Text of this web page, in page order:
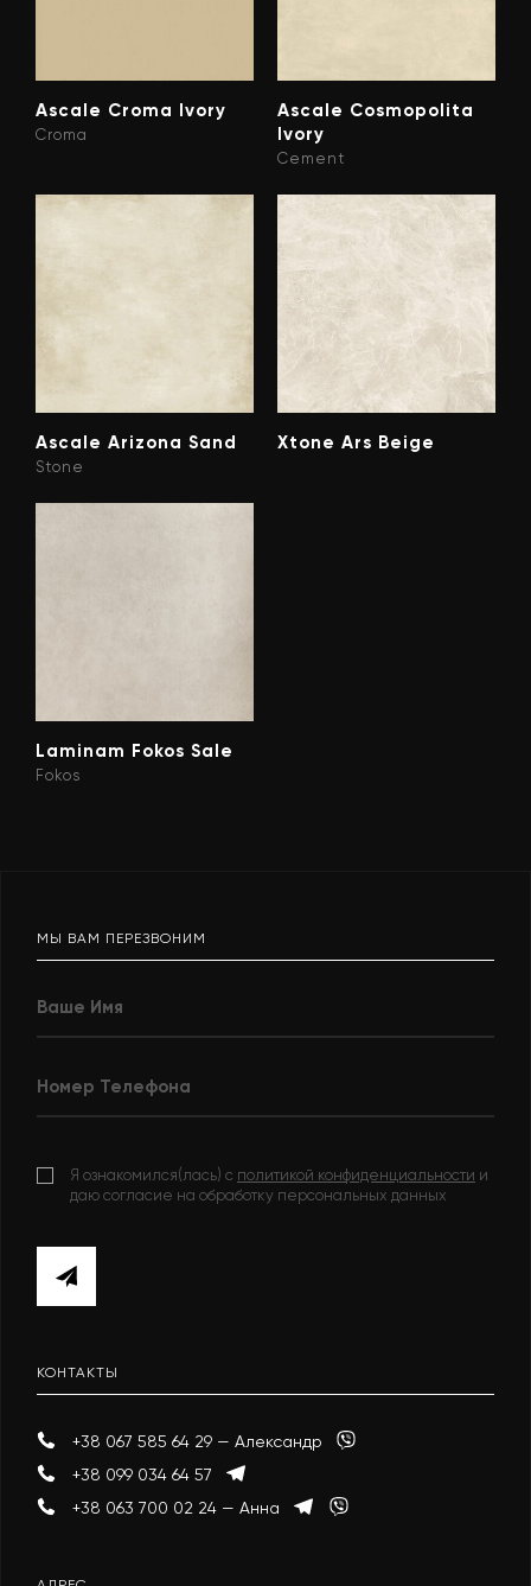
Ascale Croma Ivory
Croma
Ascale Cosmopolita
Ivory
Cement
Ascale Arizona Sand
Stone
Xtone Ars Beige
Laminam Fokos Sale
Fokos
МЫ ВАМ ПЕРЕЗВОНИМ
Я ознакомился(лась) с политикой конфиденциальности и
даю согласие на обработку персональных данных
КОНТАКТЫ
+38 067 585 64 29 — Александр
+38 099 034 64 57
+38 063 700 02 24 — Анна